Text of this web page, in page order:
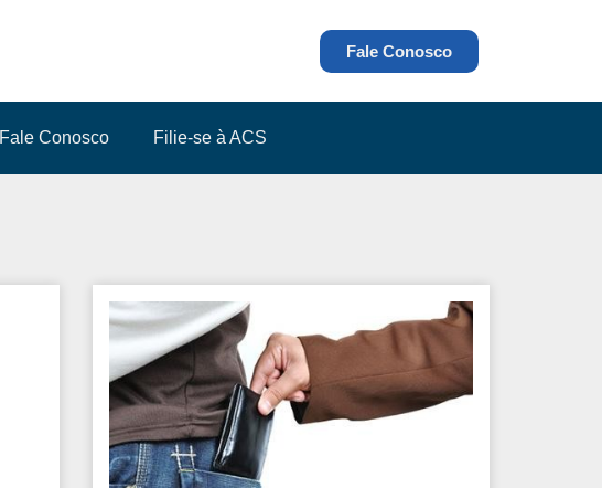
Fale Conosco
Fale Conosco Filie-se à ACS